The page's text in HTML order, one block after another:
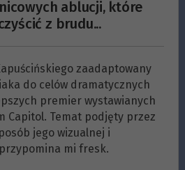
ablucji, które
z brudu...
zaadaptowany
do celów dramatycznych
premier wystawianych
Capitol. Temat podjęty przez
jego wizualnej i
mi fresk.